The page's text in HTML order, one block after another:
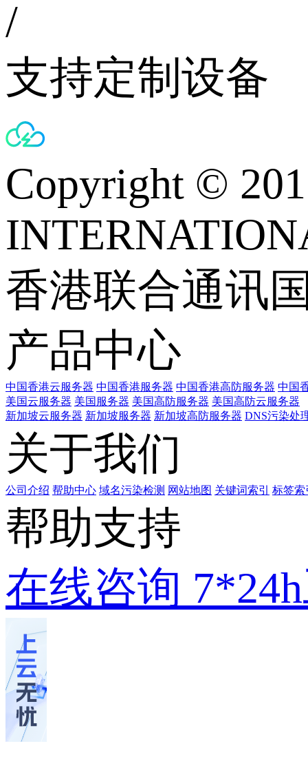
/
支持定制设备
Copyright ©
香港联合通讯
产品中心
中国香港云服务器 中国香港服务器 中国香港高防服务器 中国
美国云服务器 美国服务器 美国高防服务器 美国高防云服务器
新加坡云服务器 新加坡服务器 新加坡高防服务器 DNS污染处
关于我们
公司介绍 帮助中心 域名污染检测 网站地图 关键词索引 标签索
帮助支持
在线咨询